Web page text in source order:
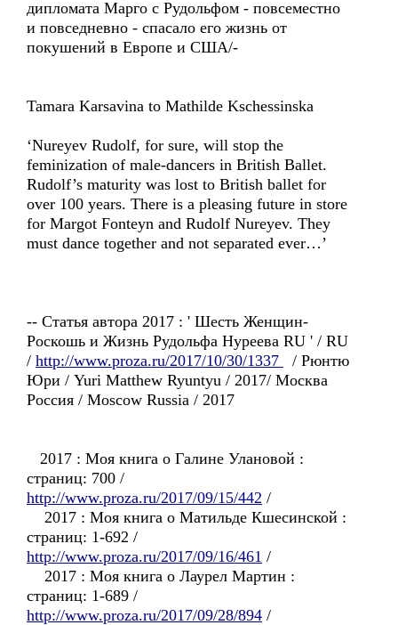
дипломата Марго с Рудольфом - повсеместно
и повседневно - спасало его жизнь от
покушений в Европе и США/-
Tamara Karsavina to Mathilde Kschessinska
‘Nureyev Rudolf, for sure, will stop the
feminization of male-dancers in British Ballet.
Rudolf’s maturity was lost to British ballet for
over 100 years. There is a pleasing future in store
for Margot Fonteyn and Rudolf Nureyev. They
must dance together and not separated ever…’
-- Статья автора 2017 : ' Шесть Женщин-
Роскошь и Жизнь Рудольфа Нуреева RU ' / RU
/ http://www.proza.ru/2017/10/30/1337
/ Рюнтю
Юри / Yuri Matthew Ryuntyu / 2017/ Москва
Россия / Moscow Russia / 2017
2017 : Моя книга о Галине Улановой :
страниц: 700 /
http://www.proza.ru/2017/09/15/442 /
2017 : Моя книга о Матильде Кшесинской :
страниц: 1-692 /
http://www.proza.ru/2017/09/16/461 /
2017 : Моя книга о Лаурел Мартин :
страниц: 1-689 /
http://www.proza.ru/2017/09/28/894 /